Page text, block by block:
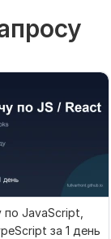
JavaScript,
за 1 день